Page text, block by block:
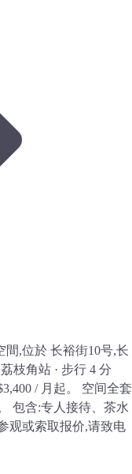
,位於 长裕街10号,长
枝角站 · 步行 4 分
/ 月起。 空间全套
包含:专人接待、茶水
观或索取报价,请致电